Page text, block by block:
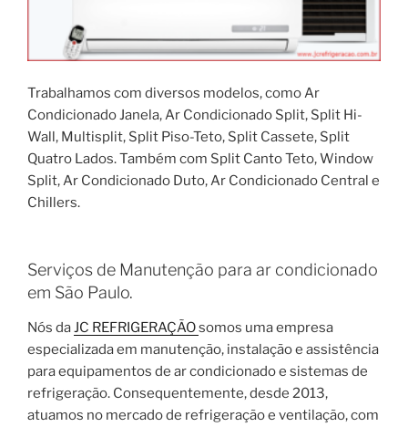
Trabalhamos com diversos modelos, como Ar
Condicionado Janela, Ar Condicionado Split, Split Hi-
Wall, Multisplit, Split Piso-Teto, Split Cassete, Split
Quatro Lados. Também com Split Canto Teto, Window
Split, Ar Condicionado Duto, Ar Condicionado Central e
Chillers.
Serviços de Manutenção para ar condicionado
em São Paulo.
Nós daJC REFRIGERAÇÃOsomos uma empresa
especializada em manutenção, instalação e assistência
para equipamentos de ar condicionado e sistemas de
refrigeração. Consequentemente, desde 2013,
atuamos no mercado de refrigeração e ventilação, com